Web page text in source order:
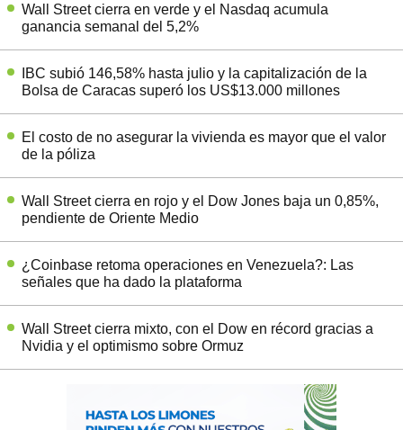
Wall Street cierra en verde y el Nasdaq acumula
ganancia semanal del 5,2%
IBC subió 146,58% hasta julio y la capitalización de la
Bolsa de Caracas superó los US$13.000 millones
El costo de no asegurar la vivienda es mayor que el valor
de la póliza
Wall Street cierra en rojo y el Dow Jones baja un 0,85%,
pendiente de Oriente Medio
¿Coinbase retoma operaciones en Venezuela?: Las
señales que ha dado la plataforma
Wall Street cierra mixto, con el Dow en récord gracias a
Nvidia y el optimismo sobre Ormuz